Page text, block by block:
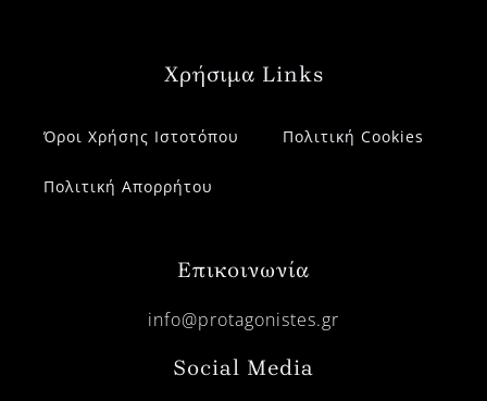
Χρήσιμα Links
Όροι Χρήσης Ιστοτόπου Πολιτική Cookies
Πολιτική Απορρήτου
Επικοινωνία
info@protagonistes.gr
Social Media